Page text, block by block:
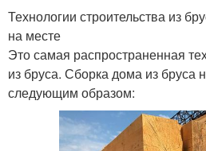
Технологии строительства из
на месте
Это самая распространенная
из бруса. Сборка дома из бруса
следующим образом: